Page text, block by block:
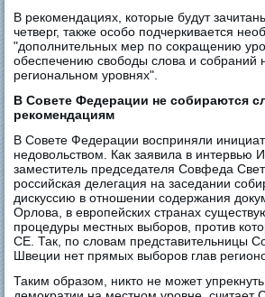
В рекомендациях, которые будут
четверг, также особо подчеркивается
"дополнительных мер по сокращению
обеспечению свободы слова и собраний
региональном уровнях".
В Совете Федерации не собираются
рекомендациям
В Совете Федерации восприняли
недовольством. Как заявила в
заместитель председателя Совфеда
российская делегация на заседании
дискуссию в отношении содержания
Орлова, в европейских странах
процедуры местных выборов, против
СЕ. Так, по словам представительницы
Швеции нет прямых выборов глав
Таким образом, никто не может